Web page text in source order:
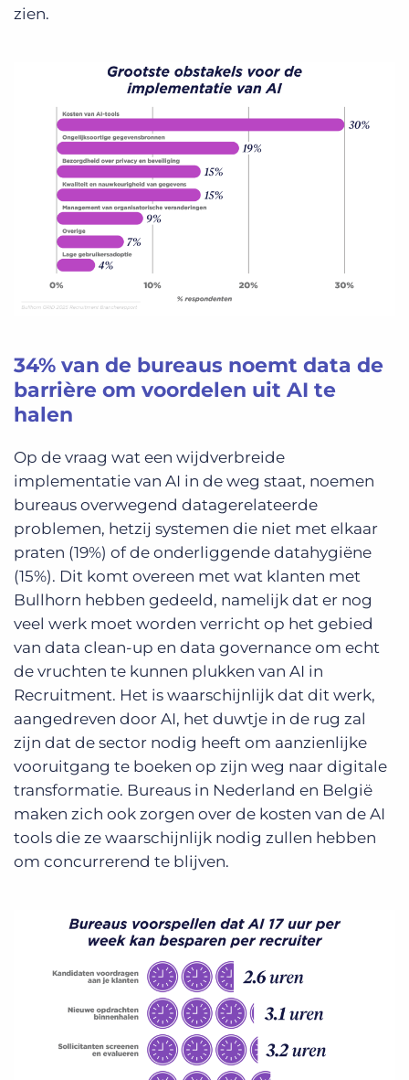
zien.
34% van de bureaus noemt data de
barrière om voordelen uit AI te
halen
Op de vraag wat een wijdverbreide
implementatie van AI in de weg staat, noemen
bureaus overwegend datagerelateerde
problemen, hetzij systemen die niet met elkaar
praten (19%) of de onderliggende datahygiëne
(15%). Dit komt overeen met wat klanten met
Bullhorn hebben gedeeld, namelijk dat er nog
veel werk moet worden verricht op het gebied
van data clean-up en data governance om echt
de vruchten te kunnen plukken van AI in
Recruitment. Het is waarschijnlijk dat dit werk,
aangedreven door AI, het duwtje in de rug zal
zijn dat de sector nodig heeft om aanzienlijke
vooruitgang te boeken op zijn weg naar digitale
transformatie. Bureaus in Nederland en België
maken zich ook zorgen over de kosten van de AI
tools die ze waarschijnlijk nodig zullen hebben
om concurrerend te blijven.